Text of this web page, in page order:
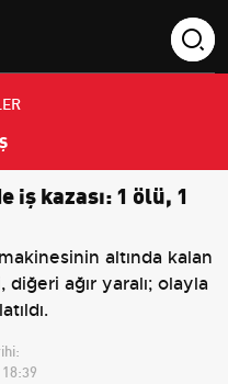
iş kazası: 1 ölü, 1
altında kalan
ağır yaralı; olayla